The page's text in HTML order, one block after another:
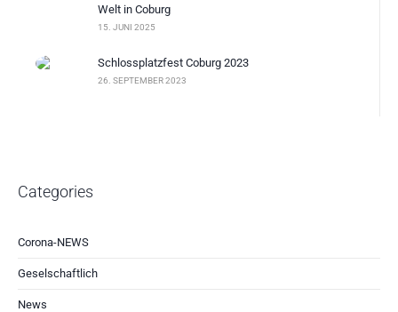
Welt in Coburg
15. JUNI 2025
Schlossplatzfest Coburg 2023
26. SEPTEMBER 2023
Categories
Corona-NEWS
Geselschaftlich
News